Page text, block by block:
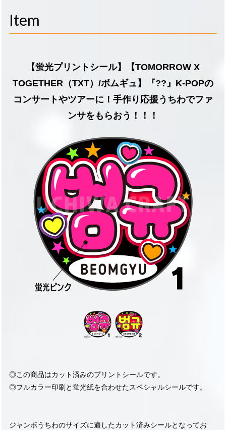
Item
【蛍光プリントシール】【TOMORROW X
TOGETHER（TXT）/ボムギュ】『??』K-POPの
コンサートやツアーに！手作り応援うちわでファ
ンサをもらおう！！！
◎この商品はカット済みのプリントシールです。
◎フルカラー印刷と蛍光紙を合わせたスペシャルシールです。
ジャンボうちわのサイズに適したカット済みシールとなってお